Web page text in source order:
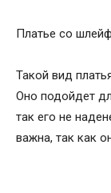
Платье со
Такой вид
Оно подойдет
так его не
важна, так как